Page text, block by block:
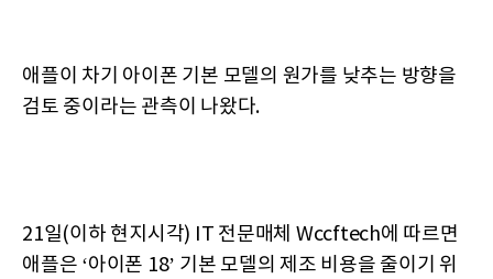
애플이 차기 아이폰 기본 모델의 원가를 낮추는 방향을
검토 중이라는 관측이 나왔다.
21일(이하 현지시각) IT 전문매체 Wccftech에 따르면
애플은 ‘아이폰 18’ 기본 모델의 제조 비용을 줄이기 위